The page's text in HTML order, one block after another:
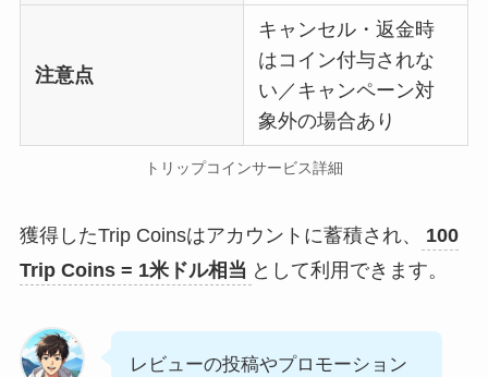
注意点
キャンセル・返金時
はコイン付与されな
い／キャンペーン対
象外の場合あり
トリップコインサービス詳細
獲得したTrip Coinsはアカウントに蓄積され、
100
Trip Coins = 1米ドル相当 として利用できます。
レビューの投稿やプロモーション